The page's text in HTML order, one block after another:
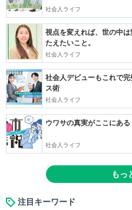
社会人ライフ
視点を変えれば、世の中
たえたいこと。
社会人ライフ
社会人デビューもこれで
ス術
社会人ライフ
ウワサの真実がここにあ
社会人ライフ
もっ
注目キーワード